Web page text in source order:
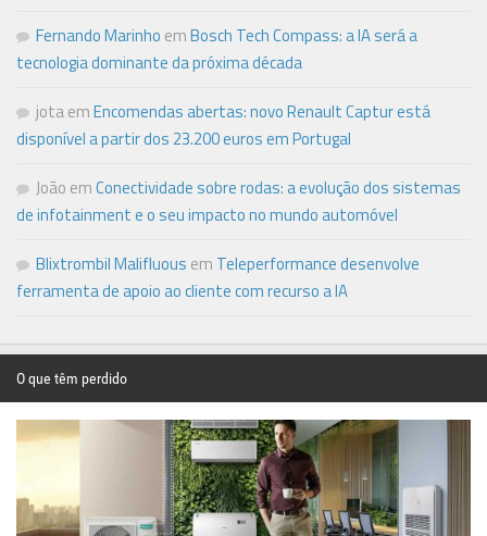
Fernando Marinho emBosch Tech Compass: a IA será a
tecnologia dominante da próxima década
jotaemEncomendas abertas: novo Renault Captur está
disponível a partir dos 23.200 euros em Portugal
João emConectividade sobre rodas: a evolução dos sistemas
de infotainment e o seu impacto no mundo automóvel
Blixtrombil Malifluous em Teleperformance desenvolve
ferramenta de apoio ao cliente com recurso a IA
O que têm perdido